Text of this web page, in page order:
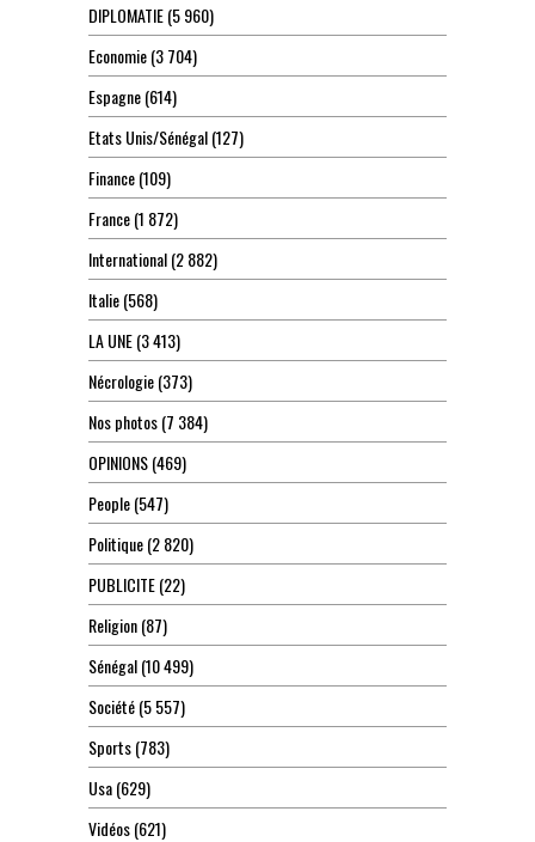
DIPLOMATIE(5 960)
Economie(3 704)
Espagne(614)
Etats Unis/Sénégal(127)
Finance(109)
France(1 872)
International(2 882)
Italie(568)
LA UNE(3 413)
Nécrologie(373)
Nos photos(7 384)
OPINIONS(469)
People(547)
Politique(2 820)
PUBLICITE(22)
Religion(87)
Sénégal(10 499)
Société(5 557)
Sports(783)
Usa(629)
Vidéos(621)